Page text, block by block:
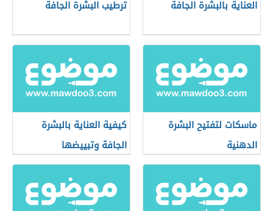
العناية بالبشرة الجافة ترطيب البشرة الجافة
ماسكات لتفتيح البشرة
الدهنية
كيفية العناية بالبشرة
الجافة وتبييضها